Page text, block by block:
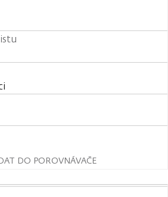
DO POROVNÁVAČE